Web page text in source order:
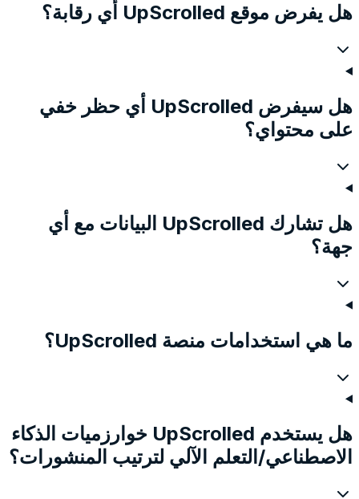
هل يفرض موقع UpScrolled أي رقابة؟
هل سيفرض UpScrolled أي حظر خفي
على محتواي؟
هل تشارك UpScrolled البيانات مع أي
جهة؟
ما هي استخدامات منصة UpScrolled؟
هل يستخدم UpScrolled خوارزميات الذكاء
الاصطناعي/التعلم الآلي لترتيب المنشورات؟